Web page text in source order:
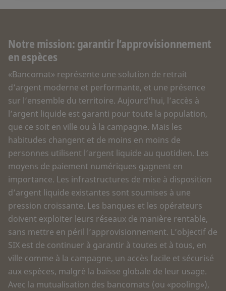
Notre mission: garantir l’approvisionnement
en espèces
«Bancomat» représente une solution de retrait
d’argent moderne et performante, et une présence
sur l’ensemble du territoire. Aujourd’hui, l’accès à
l’argent liquide est garanti pour toute la population,
que ce soit en ville ou à la campagne. Mais les
habitudes changent et de moins en moins de
personnes utilisent l’argent liquide au quotidien. Les
moyens de paiement numériques gagnent en
importance. Les infrastructures de mise à disposition
d’argent liquide existantes sont soumises à une
pression croissante. Les banques et les opérateurs
doivent exploiter leurs réseaux de manière rentable,
sans mettre en péril l’approvisionnement. L’objectif de
SIX est de continuer à garantir à toutes et à tous, en
ville comme à la campagne, un accès facile et sécurisé
aux espèces, malgré la baisse globale de leur usage.
Avec la mutualisation des bancomats (ou «pooling»),